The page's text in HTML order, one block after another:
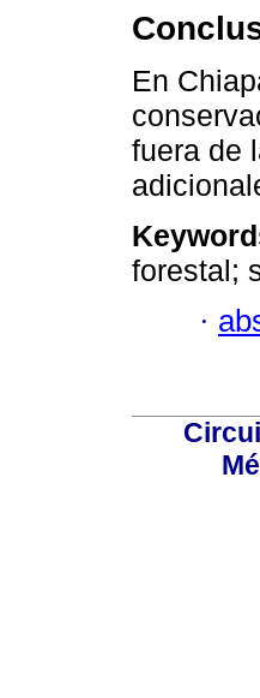
En
fuera de
forestal;
·